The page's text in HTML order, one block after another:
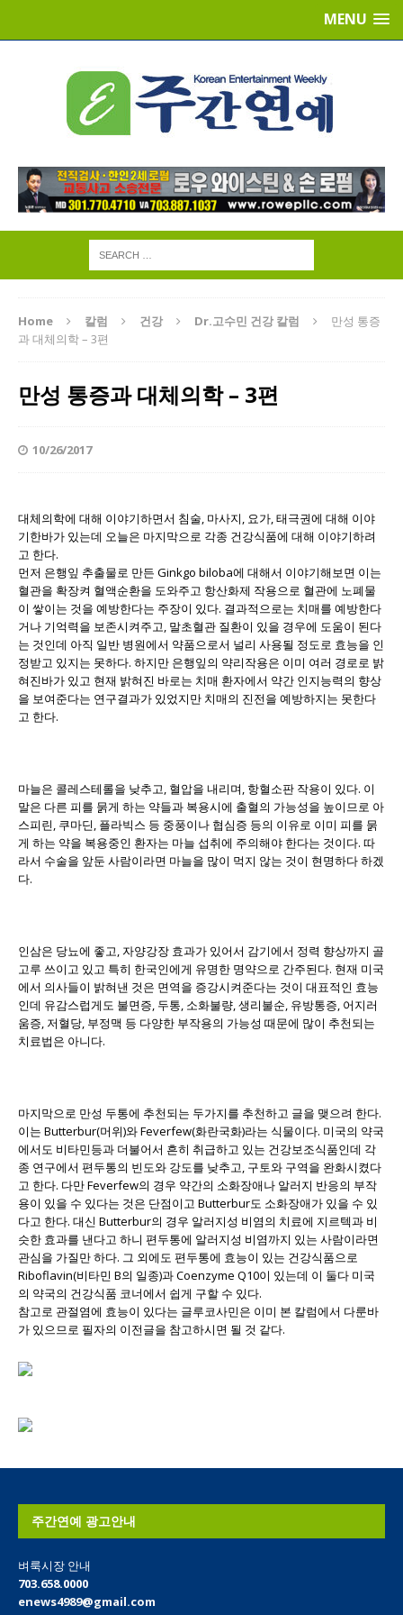
MENU
Home 칼럼 건강 Dr.고수민 건강 칼럼
만성 통증
과 대체의학 – 3편
만성 통증과 대체의학 – 3편
10/26/2017
대체의학에 대해 이야기하면서 침술, 마사지, 요가, 태극권에 대해 이야
기한바가 있는데 오늘은 마지막으로 각종 건강식품에 대해 이야기하려
고 한다.
먼저 은행잎 추출물로 만든 Ginkgo biloba에 대해서 이야기해보면 이는
혈관을 확장켜 혈액순환을 도와주고 항산화제 작용으로 혈관에 노폐물
이 쌓이는 것을 예방한다는 주장이 있다. 결과적으로는 치매를 예방한다
거나 기억력을 보존시켜주고, 말초혈관 질환이 있을 경우에 도움이 된다
는 것인데 아직 일반 병원에서 약품으로서 널리 사용될 정도로 효능을 인
정받고 있지는 못하다. 하지만 은행잎의 약리작용은 이미 여러 경로로 밝
혀진바가 있고 현재 밝혀진 바로는 치매 환자에서 약간 인지능력의 향상
을 보여준다는 연구결과가 있었지만 치매의 진전을 예방하지는 못한다
고 한다.
마늘은 콜레스테롤을 낮추고, 혈압을 내리며, 항혈소판 작용이 있다. 이
말은 다른 피를 묽게 하는 약들과 복용시에 출혈의 가능성을 높이므로 아
스피린, 쿠마딘, 플라빅스 등 중풍이나 협심증 등의 이유로 이미 피를 묽
게 하는 약을 복용중인 환자는 마늘 섭취에 주의해야 한다는 것이다. 따
라서 수술을 앞둔 사람이라면 마늘을 많이 먹지 않는 것이 현명하다 하겠
다.
인삼은 당뇨에 좋고, 자양강장 효과가 있어서 감기에서 정력 향상까지 골
고루 쓰이고 있고 특히 한국인에게 유명한 명약으로 간주된다. 현재 미국
에서 의사들이 밝혀낸 것은 면역을 증강시켜준다는 것이 대표적인 효능
인데 유감스럽게도 불면증, 두통, 소화불량, 생리불순, 유방통증, 어지러
움증, 저혈당, 부정맥 등 다양한 부작용의 가능성 때문에 많이 추천되는
치료법은 아니다.
마지막으로 만성 두통에 추천되는 두가지를 추천하고 글을 맺으려 한다.
이는 Butterbur(머위)와 Feverfew(화란국화)라는 식물이다. 미국의 약국
에서도 비타민등과 더불어서 흔히 취급하고 있는 건강보조식품인데 각
종 연구에서 편두통의 빈도와 강도를 낮추고, 구토와 구역을 완화시켰다
고 한다. 다만 Feverfew의 경우 약간의 소화장애나 알러지 반응의 부작
용이 있을 수 있다는 것은 단점이고 Butterbur도 소화장애가 있을 수 있
다고 한다. 대신 Butterbur의 경우 알러지성 비염의 치료에 지르텍과 비
슷한 효과를 낸다고 하니 편두통에 알러지성 비염까지 있는 사람이라면
관심을 가질만 하다. 그 외에도 편두통에 효능이 있는 건강식품으로
Riboflavin(비타민 B의 일종)과 Coenzyme Q10이 있는데 이 둘다 미국
의 약국의 건강식품 코너에서 쉽게 구할 수 있다.
참고로 관절염에 효능이 있다는 글루코사민은 이미 본 칼럼에서 다룬바
가 있으므로 필자의 이전글을 참고하시면 될 것 같다.
주간연예 광고안내
벼룩시장 안내
703.658.0000
enews4989@gmail.com